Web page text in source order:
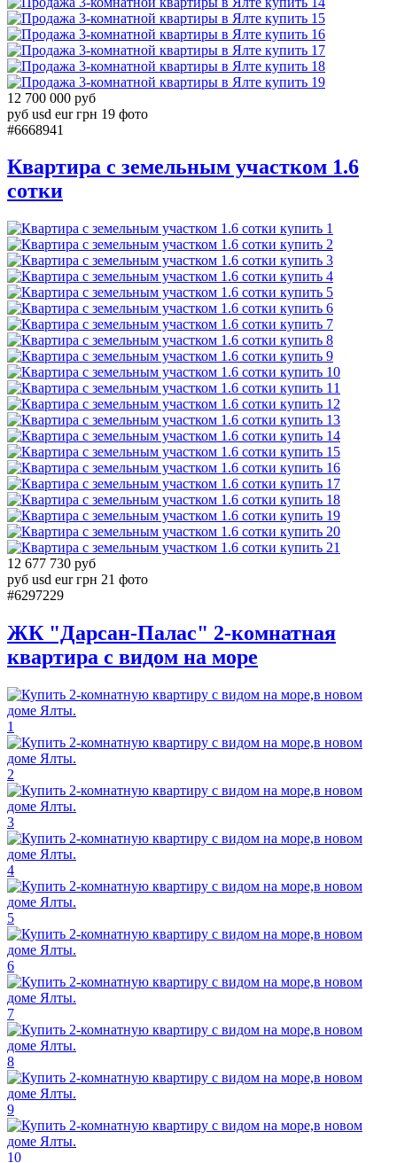
15
16
17
18
19
12 700 000 руб
руб usd eur грн 19 фото
#6668941
Квартира с земельным участком 1.6
сотки
1
2
3
4
5
6
7
8
9
10
11
12
13
14
15
16
17
18
19
20
21
12 677 730 руб
руб usd eur грн 21 фото
#6297229
ЖК "Дарсан-Палас" 2-комнатная
квартира с видом на море
1
2
3
4
5
6
7
8
9
10